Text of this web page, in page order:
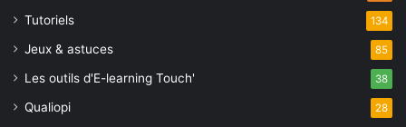
Tutoriels 134
Jeux & astuces 85
Les outils d'E-learning Touch' 38
Qualiopi 28